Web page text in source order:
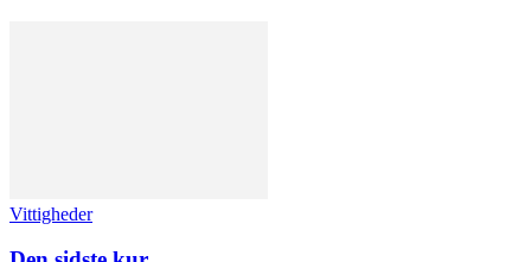
Vittigheder